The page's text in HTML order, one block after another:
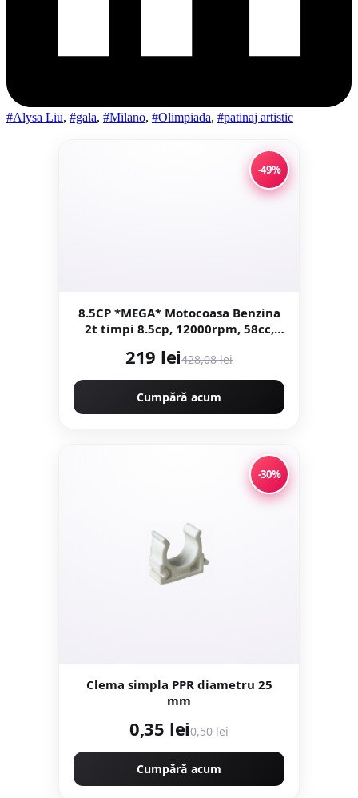
#Alysa Liu, #gala, #Milano, #Olimpiada, #patinaj artistic
-49%
8.5CP *MEGA* Motocoasa Benzina
2t timpi 8.5cp, 12000rpm, 58cc,
start, Fresco Power by ItalianTech
CMP1545
219 lei428,08 lei
Cumpără acum
-30%
Clema simpla PPR diametru 25
mm
0,35 lei0,50 lei
Cumpără acum